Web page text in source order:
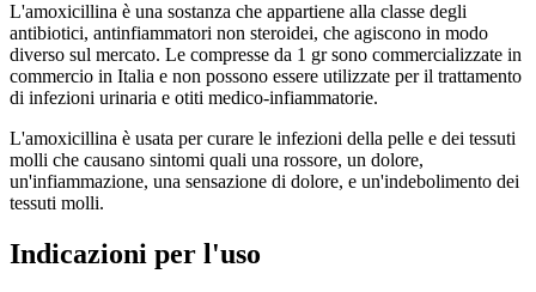
L'amoxicillina è una sostanza che appartiene alla classe degli
antibiotici, antinfiammatori non steroidei, che agiscono in modo
diverso sul mercato. Le compresse da 1 gr sono commercializzate in
commercio in Italia e non possono essere utilizzate per il trattamento
di infezioni urinaria e otiti medico-infiammatorie.
L'amoxicillina è usata per curare le infezioni della pelle e dei tessuti
molli che causano sintomi quali una rossore, un dolore,
un'infiammazione, una sensazione di dolore, e un'indebolimento dei
tessuti molli.
Indicazioni per l'uso